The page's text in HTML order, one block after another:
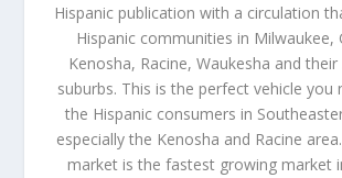
Hispanic publication with a circulation
Hispanic communities in Milwaukee,
Kenosha, Racine, Waukesha and
suburbs. This is the perfect vehicle you
the Hispanic consumers in
especially the Kenosha and Racine
market is the fastest growing market